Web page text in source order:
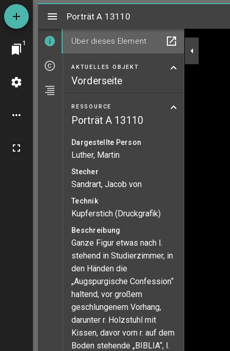
1
MiradorPorträt A 13110
Über dieses Element
AKTUELLES OBJEKT
Vorderseite
RESSOURCE
Porträt A 13110
Dargestellte Person
Luther, Martin
Stecher
Sandrart, Jacob von
Technik
Kupferstich (Druckgrafik)
Beschreibung
Ganze Figur etwas nach l.
stehend in Studierzimmer, in
den Händen die
„Augspurgische Confession“
haltend, vor großem
geschlungenem Vorhang,
darunter r. Holzstuhl mit
Kissen, davor vorn r. auf dem
Boden stehende „BIBLIA“, l.
Porträt A 13110